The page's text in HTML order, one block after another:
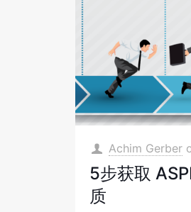
Achim Gerber
5步获取
质